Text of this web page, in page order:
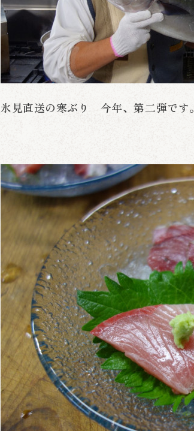
氷見直送の寒ぶり 今年、第二弾です。